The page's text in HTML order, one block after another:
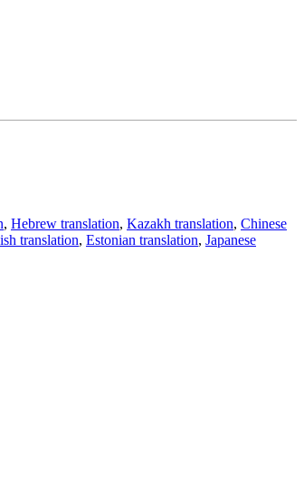
, Hebrew translation, Kazakh translation, Chinese
translation, Estonian translation, Japanese